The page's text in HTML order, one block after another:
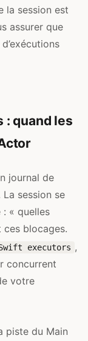
la session est
assurer que
: quand les
journal de
session se
« quelles
blocages.
executors ,
concurrent
votre
piste du Main